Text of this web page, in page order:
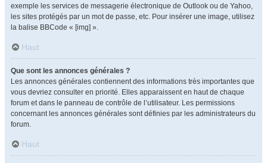
exemple les services de messagerie électronique de Outlook ou de Yahoo,
les sites protégés par un mot de passe, etc. Pour insérer une image, utilisez
la balise BBCode « [img] ».
Haut
Que sont les annonces générales ?
Les annonces générales contiennent des informations très importantes que
vous devriez consulter en priorité. Elles apparaissent en haut de chaque
forum et dans le panneau de contrôle de l’utilisateur. Les permissions
concernant les annonces générales sont définies par les administrateurs du
forum.
Haut